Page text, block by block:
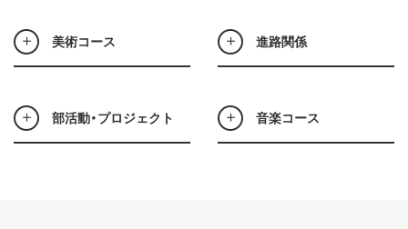
美術コース 進路関係
部活動・プロジェクト 音楽コース